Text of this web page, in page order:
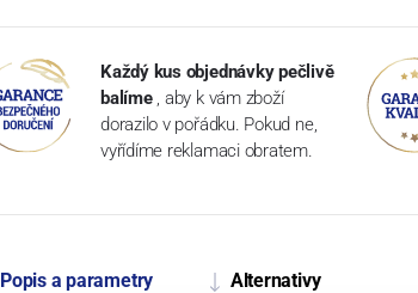
Každý kus objednávky pečlivě
balíme , aby k vám zboží
dorazilo v pořádku. Pokud ne,
vyřídíme reklamaci obratem.
Popis a parametry Alternativy